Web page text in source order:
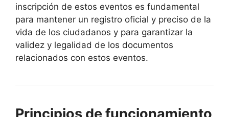
inscripción de estos eventos es fundamental
para mantener un registro oficial y preciso de la
vida de los ciudadanos y para garantizar la
validez y legalidad de los documentos
relacionados con estos eventos.
Principios de funcionamiento